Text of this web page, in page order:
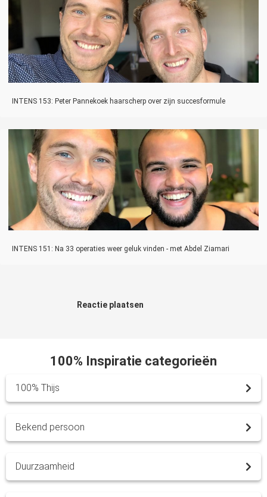
INTENS 153: Peter Pannekoek haarscherp over zijn succesformule
INTENS 151: Na 33 operaties weer geluk vinden - met Abdel Ziamari
Reactie plaatsen
100% Inspiratie categorieën
100% Thijs
Bekend persoon
Duurzaamheid